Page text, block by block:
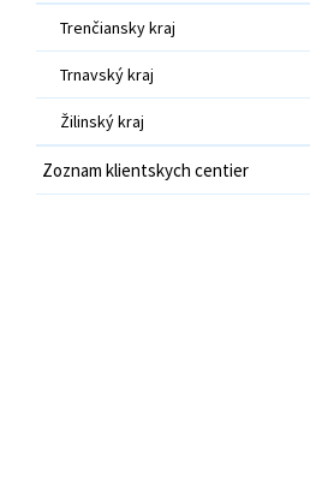
Trenčiansky kraj
Trnavský kraj
Žilinský kraj
Zoznam klientskych centier